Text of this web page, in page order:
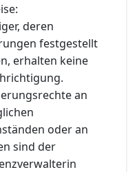
deren
festgestellt
erhalten keine
an
oder an
sind der